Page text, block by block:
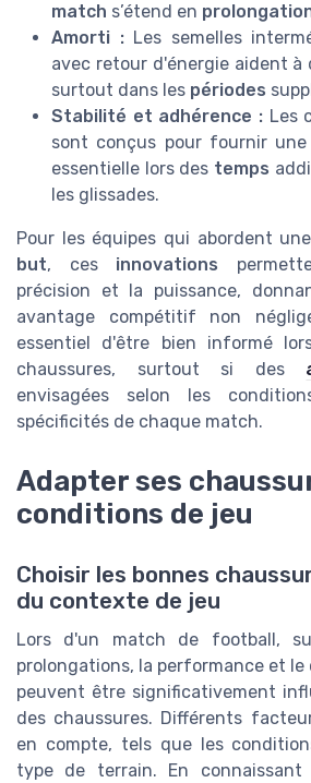
match s’étend en
Amorti :Les semelles
avec retour d'énergie aident
surtout dans les périodes
Stabilité et adhérence : Les
sont conçus pour fournir
essentielle lors des temps
les glissades.
Pour les équipes qui abordent
but, ces innovations
précision et la puissance,
avantage compétitif non
essentiel d'être bien informé
chaussures, surtout si des
envisagées selon les
spécificités de chaque match.
Adapter ses
conditions de jeu
Choisir les bonnes
du contexte de jeu
Lors d'un match de football,
prolongations, la performance et
peuvent être significativement
des chaussures. Différents
en compte, tels que les
type de terrain. En